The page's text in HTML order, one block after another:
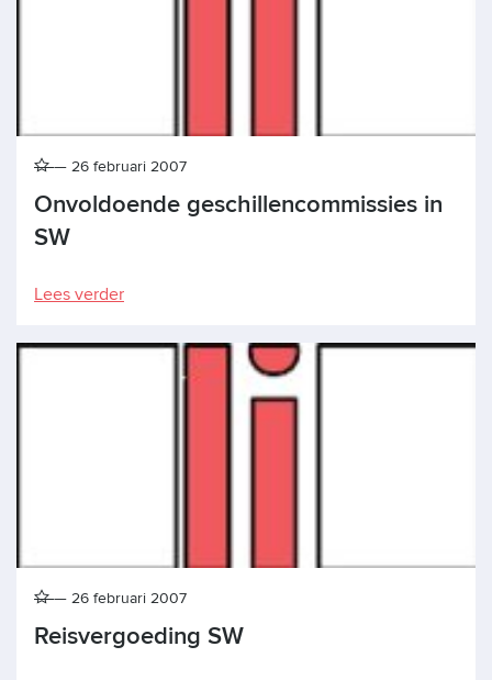
Onvoldoende geschillencommissies in
SW
26 februari 2007
Lees verder
Reisvergoeding SW
26 februari 2007